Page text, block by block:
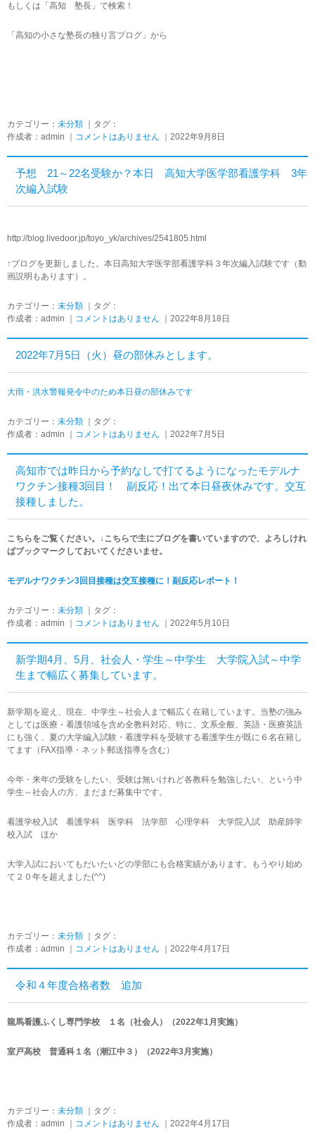
もしくは「高知 塾長」で検索！
「高知の小さな塾長の独り言ブログ」から
カテゴリー： 未分類 ｜タグ：
作成者：admin ｜ コメントはありません ｜2022年9月8日
予想 21～22名受験か？本日 高知大学医学部看護学科 3年
次編入試験
http://blog.livedoor.jp/toyo_yk/archives/2541805.html
↑ブログを更新しました。本日高知大学医学部看護学科３年次編入試験です（動
画説明もあります）。
カテゴリー： 未分類 ｜タグ：
作成者：admin ｜ コメントはありません ｜2022年8月18日
2022年7月5日（火）昼の部休みとします。
大雨・洪水警報発令中のため本日昼の部休みです
カテゴリー： 未分類 ｜タグ：
作成者：admin ｜ コメントはありません ｜2022年7月5日
高知市では昨日から予約なしで打てるようになったモデルナ
ワクチン接種3回目！ 副反応！出て本日昼夜休みです。交互
接種しました。
こちらをご覧ください。↓こちらで主にブログを書いていますので、よろしけれ
ばブックマークしておいてくださいませ。
モデルナワクチン3回目接種は交互接種に！副反応レポート！
カテゴリー： 未分類 ｜タグ：
作成者：admin ｜ コメントはありません ｜2022年5月10日
新学期4月、5月、社会人・学生～中学生 大学院入試～中学
生まで幅広く募集しています。
新学期を迎え、現在、中学生～社会人まで幅広く在籍しています。当塾の強み
としては医療・看護領域を含め全教科対応、特に、文系全般、英語・医療英語
にも強く、夏の大学編入試験・看護学科を受験する看護学生が既に６名在籍し
てます（FAX指導・ネット郵送指導を含む）
今年・来年の受験をしたい、受験は無いけれど各教科を勉強したい、という中
学生～社会人の方、まだまだ募集中です。
看護学校入試 看護学科 医学科 法学部 心理学科 大学院入試 助産師学
校入試 ほか
大学入試においてもだいたいどの学部にも合格実績があります。もうやり始め
て２０年を超えました(^^)
カテゴリー： 未分類 ｜タグ：
作成者：admin ｜ コメントはありません ｜2022年4月17日
令和４年度合格者数 追加
龍馬看護ふくし専門学校 １名（社会人）（2022年1月実施）
室戸高校 普通科１名（潮江中３）（2022年3月実施）
カテゴリー： 未分類 ｜タグ：
作成者：admin ｜ コメントはありません ｜2022年4月17日